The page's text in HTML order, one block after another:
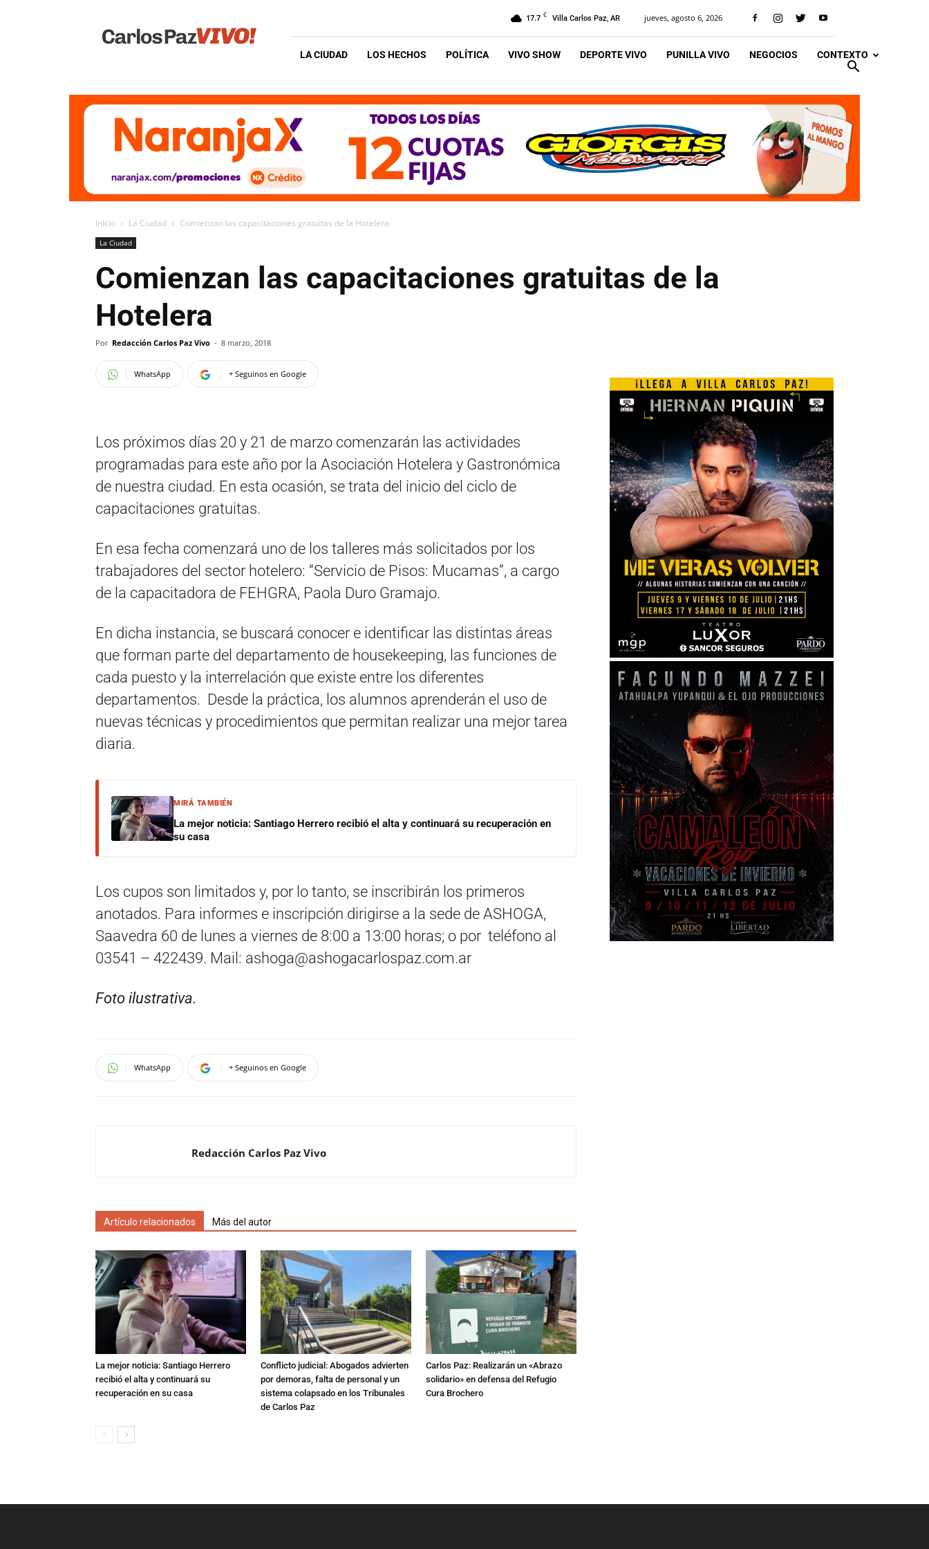
Vivo
17.7 C Villa Carlos Paz, AR jueves, agosto 6, 2026
LA CIUDAD LOS HECHOS POLÍTICA VIVO SHOW DEPORTE VIVO PUNILLA VIVO NEGOCIOS CONTEXTO
Inicio La Ciudad Comienzan las capacitaciones gratuitas de la Hotelera
La Ciudad
Comienzan las capacitaciones gratuitas de la
Hotelera
Por Redacción Carlos Paz Vivo - 8 marzo, 2018
WhatsApp + Seguinos en Google
Los próximos días 20 y 21 de marzo comenzarán las actividades
programadas para este año por la Asociación Hotelera y Gastronómica
de nuestra ciudad. En esta ocasión, se trata del inicio del ciclo de
capacitaciones gratuitas.
En esa fecha comenzará uno de los talleres más solicitados por los
trabajadores del sector hotelero: “Servicio de Pisos: Mucamas”, a cargo
de la capacitadora de FEHGRA, Paola Duro Gramajo.
En dicha instancia, se buscará conocer e identificar las distintas áreas
que forman parte del departamento de housekeeping, las funciones de
cada puesto y la interrelación que existe entre los diferentes
departamentos. Desde la práctica, los alumnos aprenderán el uso de
nuevas técnicas y procedimientos que permitan realizar una mejor tarea
diaria.
MIRÁ TAMBIÉN
La mejor noticia: Santiago Herrero recibió el alta y continuará su recuperación en
su casa
Los cupos son limitados y, por lo tanto, se inscribirán los primeros
anotados. Para informes e inscripción dirigirse a la sede de ASHOGA,
Saavedra 60 de lunes a viernes de 8:00 a 13:00 horas; o por teléfono al
03541 – 422439. Mail: ashoga@ashogacarlospaz.com.ar
Foto ilustrativa.
WhatsApp + Seguinos en Google
Redacción Carlos Paz Vivo
Artículo relacionados Más del autor
La mejor noticia: Santiago Herrero
recibió el alta y continuará su
recuperación en su casa
Conflicto judicial: Abogados advierten
por demoras, falta de personal y un
sistema colapsado en los Tribunales
de Carlos Paz
Carlos Paz: Realizarán un «Abrazo
solidario» en defensa del Refugio
Cura Brochero